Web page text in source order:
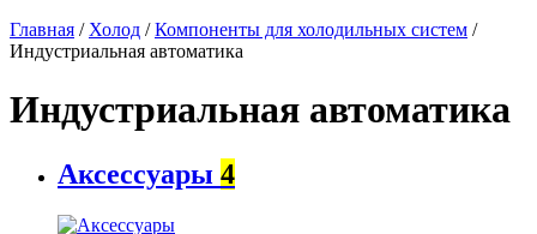
Главная / Холод /Компоненты для холодильных систем /
Индустриальная автоматика
Индустриальная автоматика
Аксессуары 4